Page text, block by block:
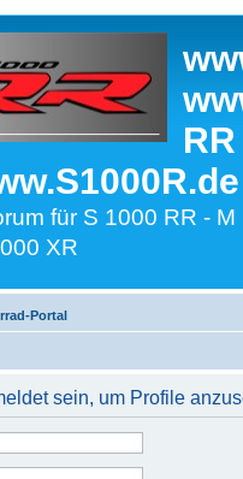
für S 1000 RR -
XR
Portal
sein, um Profile